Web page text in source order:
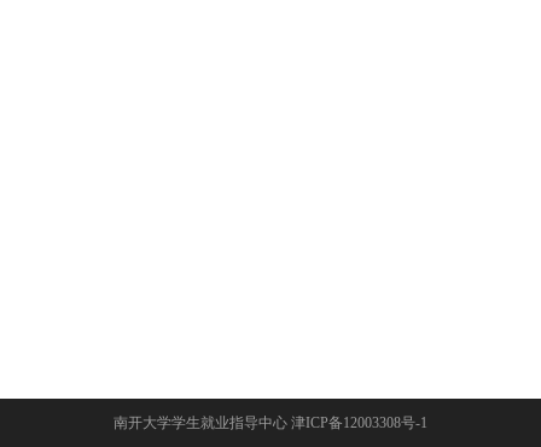
南开大学学生就业指导中心 津ICP备12003308号-1